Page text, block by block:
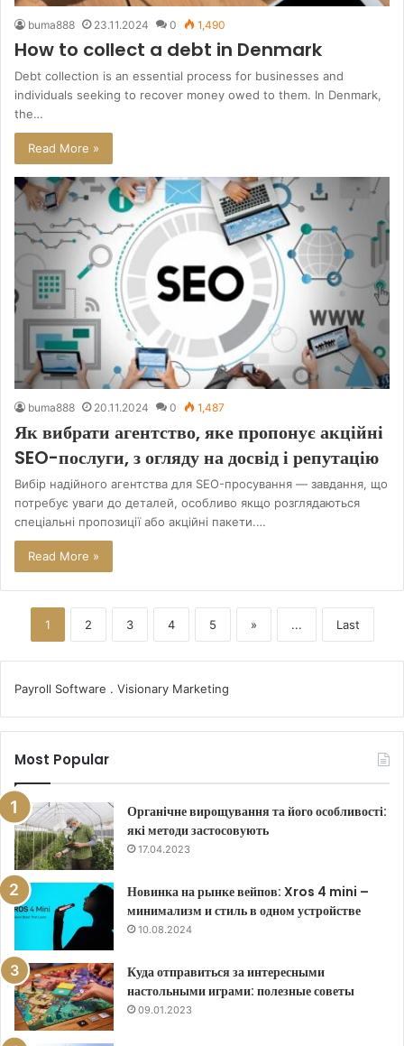
buma888 23.11.2024 0 1,490
How to collect a debt in Denmark
Debt collection is an essential process for businesses and
individuals seeking to recover money owed to them. In Denmark,
the…
Read More »
buma888 20.11.2024 0 1,487
Як вибрати агентство, яке пропонує акційні
SEO-послуги, з огляду на досвід і репутацію
Вибір надійного агентства для SEO-просування — завдання, що
потребує уваги до деталей, особливо якщо розглядаються
спеціальні пропозиції або акційні пакети.…
Read More »
1 2 3 4 5 » ... Last
Payroll Software . Visionary Marketing
Most Popular
Органічне вирощування та його особливості:
які методи застосовують
17.04.2023
Новинка на рынке вейпов: Xros 4 mini –
минимализм и стиль в одном устройстве
10.08.2024
Куда отправиться за интересными
настольными играми: полезные советы
09.01.2023